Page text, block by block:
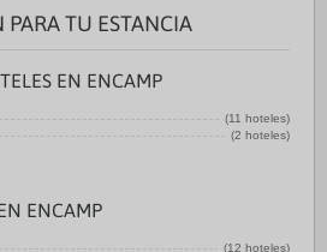
PARA TU ESTANCIA
EN ENCAMP
(11 hoteles)
(2 hoteles)
ENCAMP
(12 hoteles)